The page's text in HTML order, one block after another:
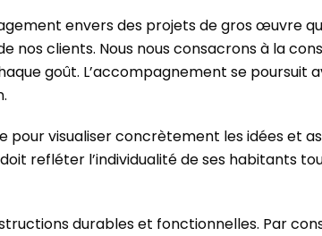
envers des projets de gros œuvre
nos clients. Nous nous consacrons à la
goût. L’accompagnement se poursuit
pour visualiser concrètement les idées et
refléter l’individualité de ses habitants
durables et fonctionnelles. Par